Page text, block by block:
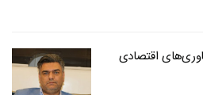
اقتصادی